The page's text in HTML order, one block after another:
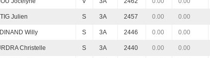
Julien S 3A 2457 0.00 0.00
Willy S 3A 2446 0.00 0.00
Christelle S 3A 2440 0.00 0.00